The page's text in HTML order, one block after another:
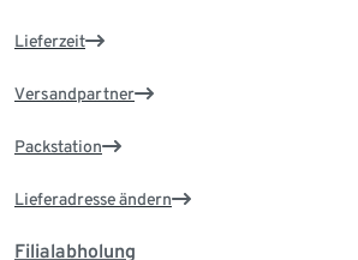
Lieferzeit
Versandpartner
Packstation
Lieferadresse ändern
Filialabholung